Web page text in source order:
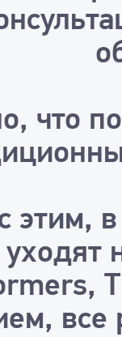
что
этим,
все